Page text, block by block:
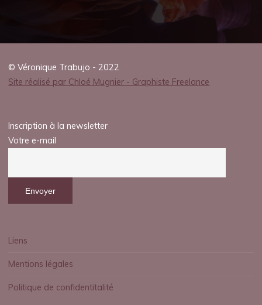
© Véronique Trabujo - 2022
Site réalisé par Chloé Mugnier - Graphiste Freelance
Inscription à la newsletter
Votre e-mail
Liens
Mentions légales
Politique de confidentitalité